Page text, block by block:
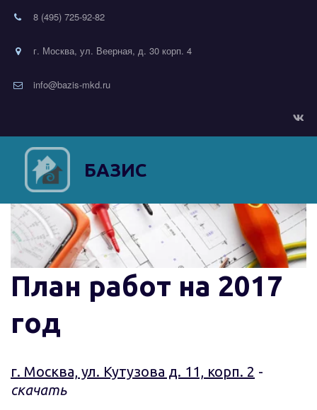
8 (495) 725-92-82
г. Москва, ул. Веерная, д. 30 корп. 4
info@bazis-mkd.ru
БАЗИС
План работ на 2017
год
г. Москва, ул. Кутузова д. 11, корп. 2
скачать